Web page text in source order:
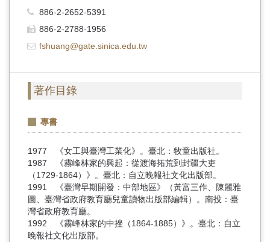
886-2-2652-5391
886-2-2788-1956
fshuang@gate.sinica.edu.tw
著作目錄
專書
1977 《女工與臺灣工業化》。臺北：牧童出版社。
1987 《霧峰林家的興起：從渡海拓荒到封疆大吏
（1729-1864）》。臺北：自立晚報社文化出版部。
1991 《臺灣早期開發：中部地區》（黃富三作、陳麗雅
圖、臺灣省政府教育廳兒童讀物出版部編輯）。南投：臺
灣省政府教育廳。
1992 《霧峰林家的中挫（1864-1885）》。臺北：自立
晚報社文化出版部。